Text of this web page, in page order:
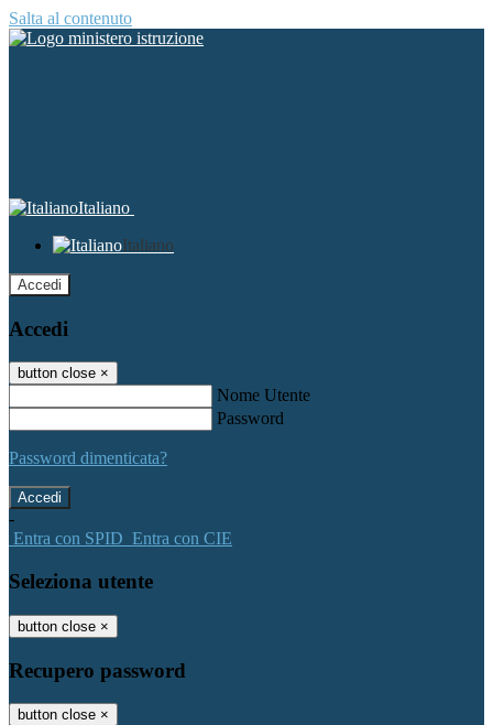
Salta al contenuto
Italiano
Italiano
Accedi
Accedi
button close ×
Nome Utente
Password
Password dimenticata?
-
Entra con SPID Entra con CIE
Seleziona utente
button close ×
Recupero password
button close ×